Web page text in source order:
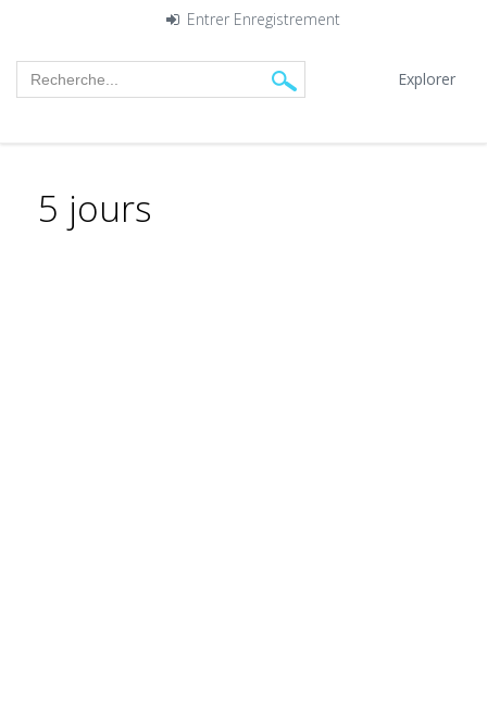
Entrer Enregistrement
Explorer
5 jours